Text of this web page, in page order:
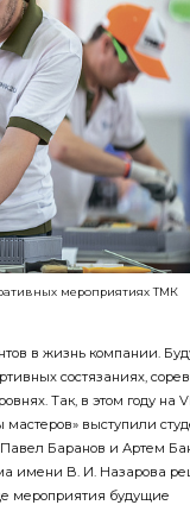
мероприятиях ТМК
в жизнь компании.
состязаниях,
Так, в этом году на
мастеров» выступили
Павел Баранов и Артем
имени В. И. Назарова
мероприятия будущие